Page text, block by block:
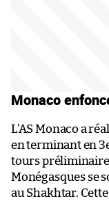
Monaco
L’AS Monaco a
en terminant en
tours
Monégasques se
au Shakhtar.